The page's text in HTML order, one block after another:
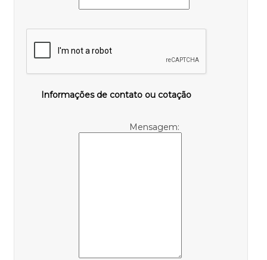
Informações de contato ou cotação
Mensagem: